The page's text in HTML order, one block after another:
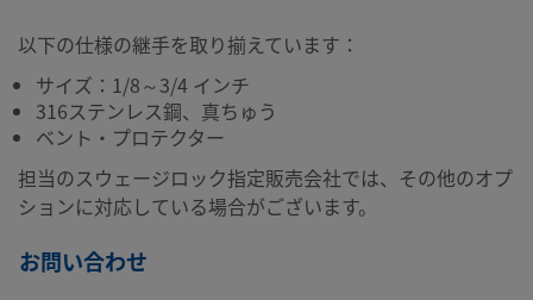
以下の仕様の継手を取り揃えています：
サイズ：1/8～3/4 インチ
316ステンレス鋼、真ちゅう
ベント・プロテクター
担当のスウェージロック指定販売会社では、その他のオプ
ションに対応している場合がございます。
お問い合わせ